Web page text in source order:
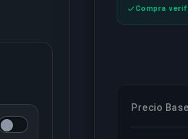
aparezca desconectada en el
requirements
Compra
Precio